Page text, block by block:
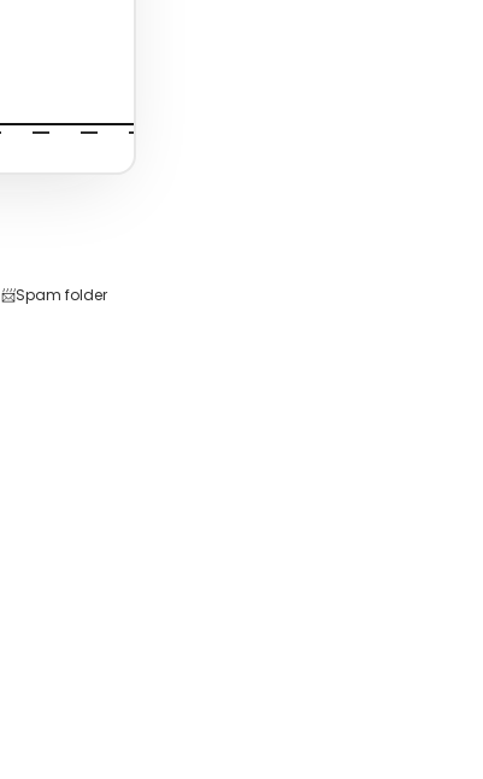
📨Spam folder